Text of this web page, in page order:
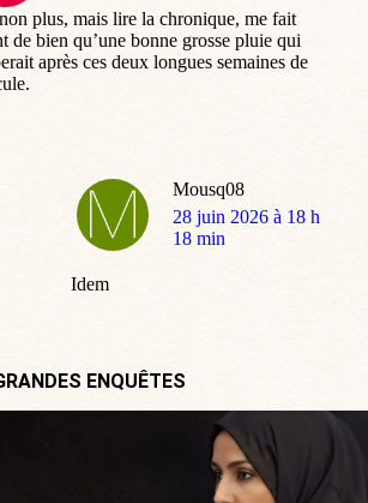
plus, mais lire la chronique, me fait
de bien qu’une bonne grosse pluie qui
après ces deux longues semaines de
Mousq08
dit
:
28 juin 2026 à 18 h
18 min
Idem
ENQUÊTES